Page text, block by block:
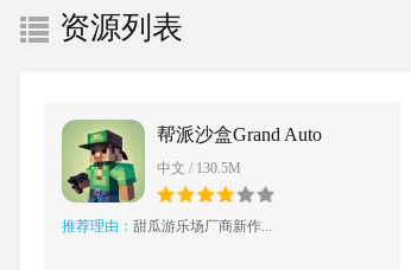
资源列表
帮派沙盒Grand Auto
Sandbox免广告版
中文 / 130.5M
推荐理由： 甜瓜游乐场厂商新作...